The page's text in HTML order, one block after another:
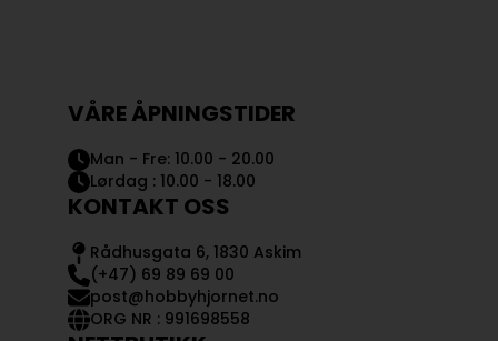
VÅRE ÅPNINGSTIDER
Man - Fre: 10.00 - 20.00
Lørdag : 10.00 - 18.00
KONTAKT OSS
Rådhusgata 6, 1830 Askim
(+47) 69 89 69 00
post@hobbyhjornet.no
ORG NR : 991698558